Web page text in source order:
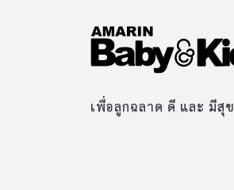
เพื่อลูกฉลาด ดี และ มีสุข